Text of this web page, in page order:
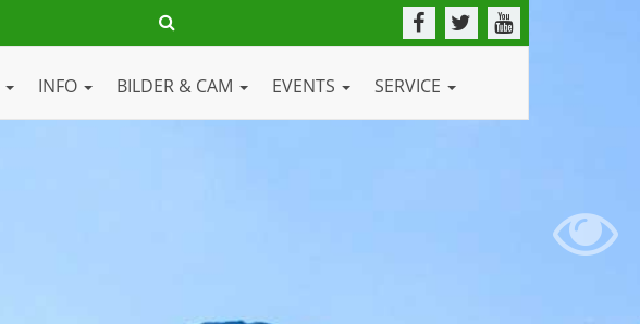
INFO BILDER & CAM EVENTS SERVICE